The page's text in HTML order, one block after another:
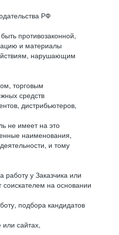
РФ
противозаконной,
и материалы
нарушающим
торговым
средств
дистрибьютеров,
не имеет на это
наименования,
и тому
у Заказчика или
на основании
подбора кандидатов
сайтах,